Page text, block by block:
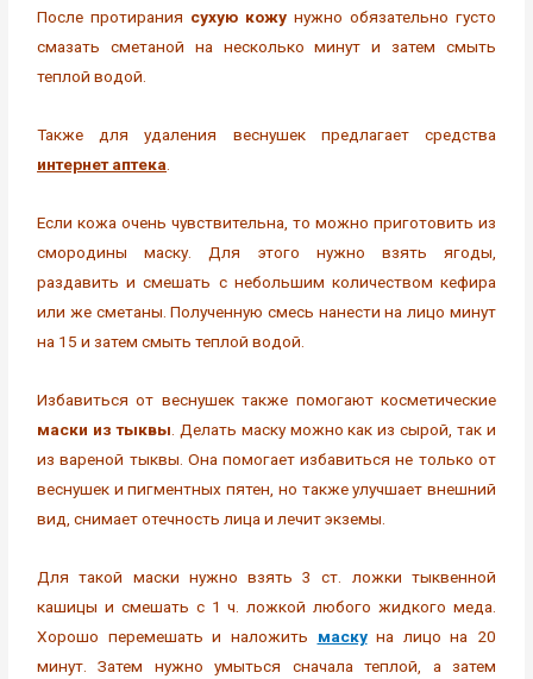
После протирания сухую кожу нужно обязательно густо
смазать сметаной на несколько минут и затем смыть
теплой водой.
Также для удаления веснушек предлагает средства
интернет аптека
Если кожа очень чувствительна, то можно приготовить из
смородины маску. Для этого нужно взять ягоды,
раздавить и смешать с небольшим количеством кефира
или же сметаны. Полученную смесь нанести на лицо минут
на 15 и затем смыть теплой водой.
Избавиться от веснушек также помогают косметические
маски из тыквы . Делать маску можно как из сырой, так и
из вареной тыквы. Она помогает избавиться не только от
веснушек и пигментных пятен, но также улучшает внешний
вид, снимает отечность лица и лечит экземы.
Для такой маски нужно взять 3 ст. ложки тыквенной
кашицы и смешать с 1 ч. ложкой любого жидкого меда.
Хорошо перемешать и наложить маскуна лицо на 20
минут. Затем нужно умыться сначала теплой, а затем